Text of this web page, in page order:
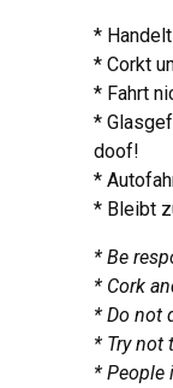
*
* Corkt
* Fahrt
*
doof!
*
* Bleibt
* Be
* Cork
* Do not
* Try not
* People